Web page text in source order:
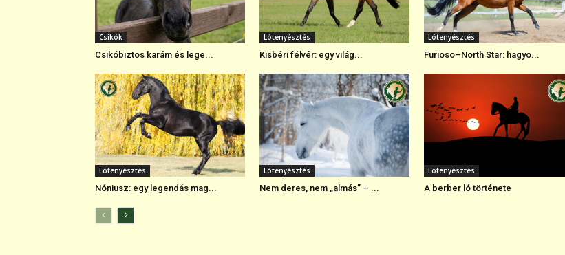
Csikók
Csikóbiztos karám és lege...
Lótenyésztés
Kisbéri félvér: egy világ...
Lótenyésztés
Furioso–North Star: hagyo...
Lótenyésztés
Nóniusz: egy legendás mag...
Lótenyésztés
Nem deres, nem „almás” – ...
Lótenyésztés
A berber ló története